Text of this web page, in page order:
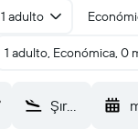
1 adulto
1 adulto, Económica, 0
Şırnak Sirnak Serafettin Elci (NKT)